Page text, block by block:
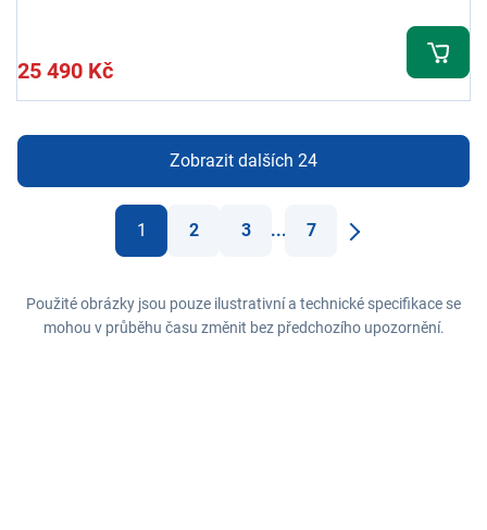
25 490 Kč
Zobrazit dalších 24
1 2 3 ...
7
Použité obrázky jsou pouze ilustrativní a technické specifikace se
mohou v průběhu času změnit bez předchozího upozornění.